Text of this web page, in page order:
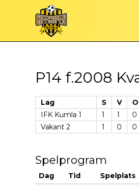
P14 f.2008
Lag S V O
IFK Kumla 1
1 1 0
Vakant 2
1 0 0
Spelprogram
Dag Tid Spelplats